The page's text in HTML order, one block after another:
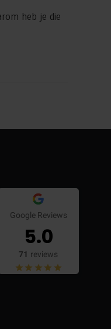
heb je die
Google Reviews
5.0
71 reviews